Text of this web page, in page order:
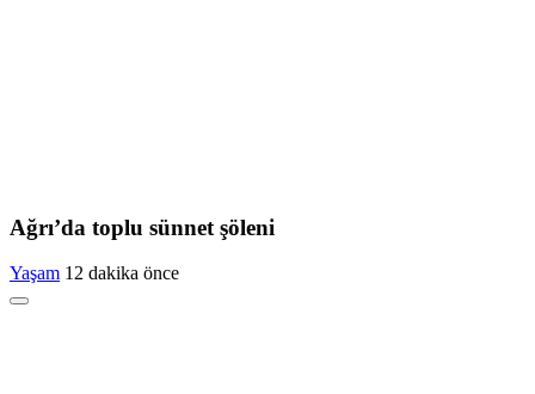
Ağrı’da toplu sünnet şöleni
Yaşam 12 dakika önce